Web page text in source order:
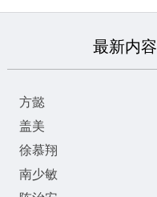
最新内容
方懿
盖美
徐慕翔
南少敏